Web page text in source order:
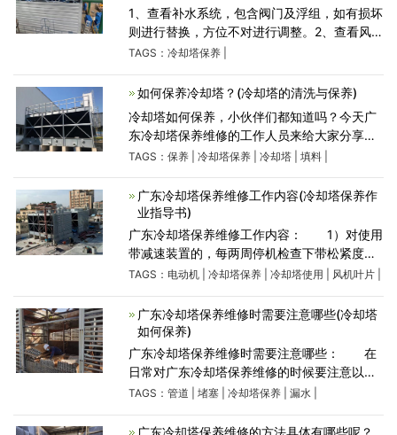
1、查看补水系统，包含阀门及浮组，如有损坏
则进行替换，方位不对进行调整。2、查看风机
叶片角度平衡度、外表质量，风机轮壳外观是
噪音及反常轰动，若
TAGS： 冷却塔保养|
如何保养冷却塔？(冷却塔的清洗与保养)
冷却塔如何保养，小伙伴们都知道吗？今天广
东冷却塔保养维修的工作人员来给大家分享一
下保养的方法，希望对大家有用！ 1、填料
变形、松散倒伏，直接导致
TAGS： 保养| 冷却塔保养| 冷却塔| 填料|
广东冷却塔保养维修工作内容(冷却塔保养作
业指导书)
广东冷却塔保养维修工作内容： 1）对使用
带减速装置的，每两周停机检查下带松紧度，
不合适时要调整。如果几根带松紧程度不同则
带取下来保存。 2）对
TAGS： 电动机| 冷却塔保养| 冷却塔使用 风机叶片|
广东冷却塔保养维修时需要注意哪些(冷却塔
如何保养)
广东冷却塔保养维修时需要注意哪些： 在
日常对广东冷却塔保养维修的时候要注意以下
部分的检查： 1、冷却塔集水槽内的浮球要
查冷却塔是否有
TAGS： 管道 堵塞| 冷却塔保养| 漏水